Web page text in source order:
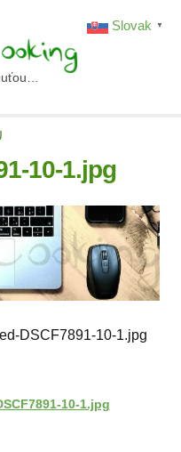
10-1.jpg
DSCF7891-10-1.jpg
10-1.jpg
Slovak ▼